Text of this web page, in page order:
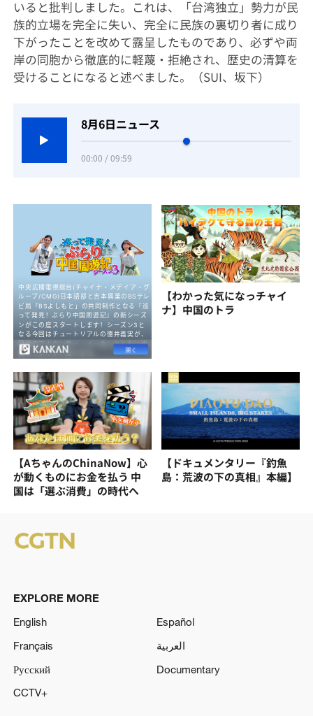
いると批判しました。これは、「台湾独立」勢力が民
族的立場を完全に失い、完全に民族の裏切り者に成り
下がったことを改めて露呈したものであり、必ずや両
岸の同胞から徹底的に軽蔑・拒絶され、歴史の清算を
受けることになると述べました。（SUI、坂下）
8月6日ニュース
00:00 / 09:59
【わかった気になっチャイ
ナ】中国のトラ
【AちゃんのChinaNow】心
が動くものにお金を払う 中
国は「選ぶ消費」の時代へ
【ドキュメンタリー『釣魚
島：荒波の下の真相』本編】
EXPLORE MORE
English
Español
Français
العربية
Русский
Documentary
CCTV+